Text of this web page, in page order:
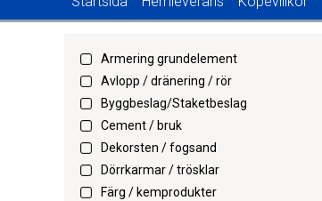
Armering grundelement
Avlopp / dränering / rör
Byggbeslag/Staketbeslag
Cement / bruk
Dekorsten / fogsand
Dörrkarmar / trösklar
Färg / kemprodukter